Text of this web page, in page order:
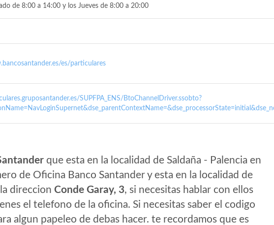
de 8:00 a 14:00 y los Jueves de 8:00 a 20:00
es/particulares
SUPFPA_ENS/BtoChannelDriver.ssobto?
que esta en la localidad de Saldaña - Palencia en
de Oficina Banco Santander y esta en la localidad de
direccion Conde Garay, 3, si necesitas hablar con ellos
el telefono de la oficina. Si necesitas saber el codigo
algun papeleo de debas hacer. te recordamos que es